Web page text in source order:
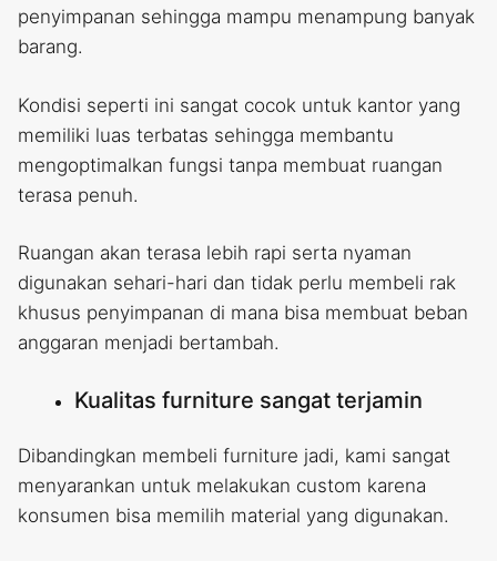
penyimpanan sehingga mampu menampung banyak
barang.
Kondisi seperti ini sangat cocok untuk kantor yang
memiliki luas terbatas sehingga membantu
mengoptimalkan fungsi tanpa membuat ruangan
terasa penuh.
Ruangan akan terasa lebih rapi serta nyaman
digunakan sehari-hari dan tidak perlu membeli rak
khusus penyimpanan di mana bisa membuat beban
anggaran menjadi bertambah.
Kualitas furniture sangat terjamin
Dibandingkan membeli furniture jadi, kami sangat
menyarankan untuk melakukan custom karena
konsumen bisa memilih material yang digunakan.